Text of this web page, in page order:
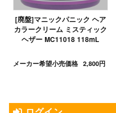
[廃盤]マニックパニック ヘア
カラークリーム ミスティック
ヘザー MC11018 118mL
メーカー希望小売価格 2,800円